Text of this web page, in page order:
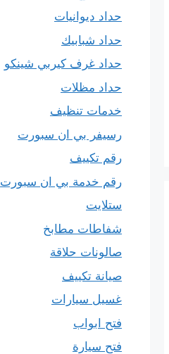
حداد ديوانيات
حداد شبابيك
حداد غرف كيربي شينكو
حداد مظلات
خدمات تنظيف
رسيفر بي ان سبورت
رقم تكييف
رقم خدمة بي ان سبورت
ستلايت
شفاطات مطابخ
صالونات حلاقة
صيانة تكييف
غسيل سيارات
فتح ابواب
فتح سيارة